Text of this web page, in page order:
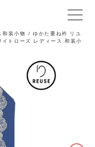
メ
ニ
ュ
和装小物
/ ゆかた重ね衿 リユ
トローズ レディース 和装小